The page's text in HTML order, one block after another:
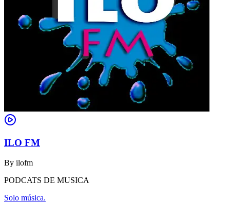
ILO FM
By ilofm
PODCATS DE MUSICA
Solo música.